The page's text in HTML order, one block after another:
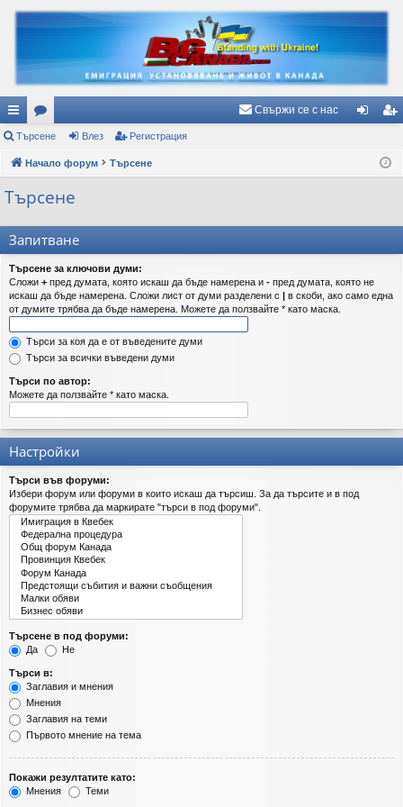
ъ
рз
и
ъз
ки
ор
ум
Свържи се с нас
ис
Търсене Влез Регистрация
Начало форум Търсене
Търсене
Запитване
Търсене за ключови думи:
Сложи + пред думата, която искаш да бъде намерена и - пред думата, която не
искаш да бъде намерена. Сложи лист от думи разделени с | в скоби, ако само една
от думите трябва да бъде намерена. Можете да ползвайте * като маска.
Търси за коя да е от въведените думи
Търси за всички въведени думи
Търси по автор:
Можете да ползвайте * като маска.
Настройки
Търси във форуми:
Избери форум или форуми в които искаш да търсиш. За да търсите и в под
форумите трябва да маркирате "търси в под форуми".
Търсене в под форуми:
Да
Не
Търси в:
Заглавия и мнения
Мнения
Заглавия на теми
Първото мнение на тема
Покажи резултатите като:
Мнения
Теми